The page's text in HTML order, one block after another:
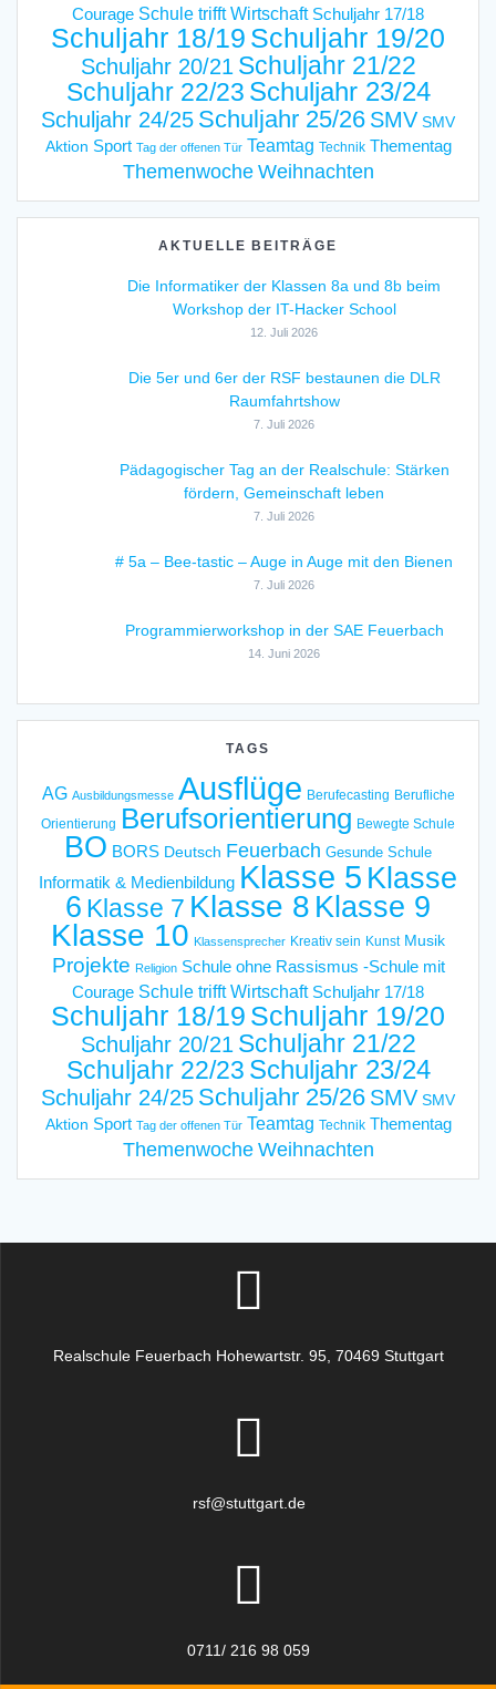
Courage Schule trifft Wirtschaft Schuljahr 17/18
Schuljahr 18/19 Schuljahr 19/20
Schuljahr 20/21 Schuljahr 21/22
Schuljahr 22/23 Schuljahr 23/24
Schuljahr 24/25 Schuljahr 25/26 SMV SMV
Aktion Sport Tag der offenen Tür Teamtag Technik Thementag
Themenwoche Weihnachten
AKTUELLE BEITRÄGE
Die Informatiker der Klassen 8a und 8b beim
Workshop der IT-Hacker School
12. Juli 2026
Die 5er und 6er der RSF bestaunen die DLR
Raumfahrtshow
7. Juli 2026
Pädagogischer Tag an der Realschule: Stärken
fördern, Gemeinschaft leben
7. Juli 2026
# 5a – Bee-tastic – Auge in Auge mit den Bienen
7. Juli 2026
Programmierworkshop in der SAE Feuerbach
14. Juni 2026
TAGS
AG Ausbildungsmesse Ausflüge Berufecasting Berufliche
Orientierung Berufsorientierung Bewegte Schule
BO BORS Deutsch Feuerbach Gesunde Schule
Informatik & Medienbildung Klasse 5 Klasse
6 Klasse 7 Klasse 8 Klasse 9
Klasse 10 Klassensprecher Kreativ sein Kunst Musik
Projekte Religion Schule ohne Rassismus -Schule mit
Courage Schule trifft Wirtschaft Schuljahr 17/18
Schuljahr 18/19 Schuljahr 19/20
Schuljahr 20/21 Schuljahr 21/22
Schuljahr 22/23 Schuljahr 23/24
Schuljahr 24/25 Schuljahr 25/26 SMV SMV
Aktion Sport Tag der offenen Tür Teamtag Technik Thementag
Themenwoche Weihnachten
Realschule Feuerbach Hohewartstr. 95, 70469 Stuttgart
rsf@stuttgart.de
0711/ 216 98 059